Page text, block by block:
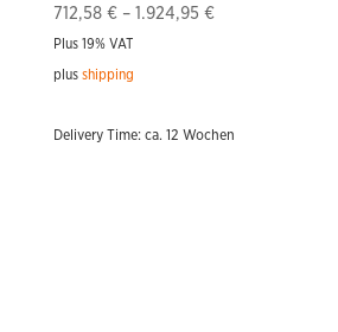
712,58 € – 1.924,95 €Price
1.924,95 €
Plus 19% VAT
plus shipping
Delivery Time: ca. 12 Wochen